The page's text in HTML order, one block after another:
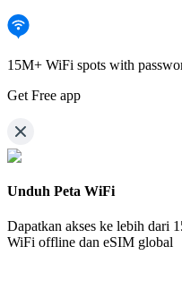
15M+ WiFi spots with
Get Free app
Unduh Peta WiFi
Dapatkan akses ke lebih dari
WiFi offline dan eSIM global